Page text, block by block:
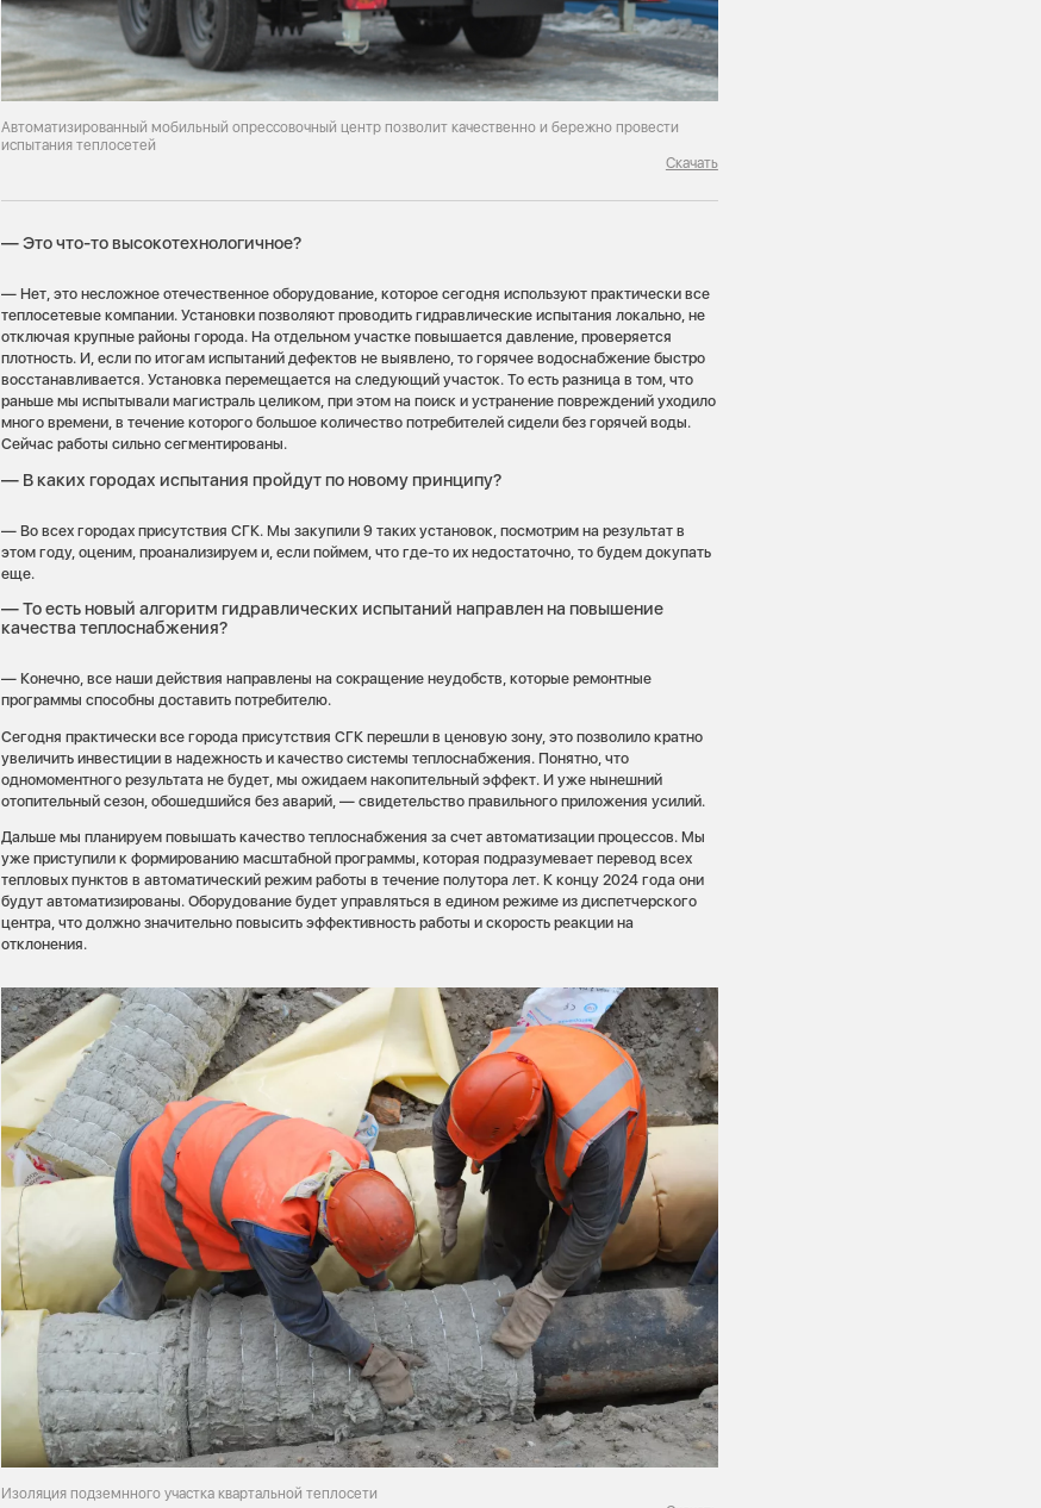
Автоматизированный мобильный опрессовочный центр позволит качественно и бережно провести
испытания теплосетей
Скачать
— Это что-то высокотехнологичное?
— Нет, это несложное отечественное оборудование, которое сегодня используют практически все
теплосетевые компании. Установки позволяют проводить гидравлические испытания локально, не
отключая крупные районы города. На отдельном участке повышается давление, проверяется
плотность. И, если по итогам испытаний дефектов не выявлено, то горячее водоснабжение быстро
восстанавливается. Установка перемещается на следующий участок. То есть разница в том, что
раньше мы испытывали магистраль целиком, при этом на поиск и устранение повреждений уходило
много времени, в течение которого большое количество потребителей сидели без горячей воды.
Сейчас работы сильно сегментированы.
— В каких городах испытания пройдут по новому принципу?
— Во всех городах присутствия СГК. Мы закупили 9 таких установок, посмотрим на результат в
этом году, оценим, проанализируем и, если поймем, что где-то их недостаточно, то будем докупать
еще.
— То есть новый алгоритм гидравлических испытаний направлен на повышение
качества теплоснабжения?
— Конечно, все наши действия направлены на сокращение неудобств, которые ремонтные
программы способны доставить потребителю.
Сегодня практически все города присутствия СГК перешли в ценовую зону, это позволило кратно
увеличить инвестиции в надежность и качество системы теплоснабжения. Понятно, что
одномоментного результата не будет, мы ожидаем накопительный эффект. И уже нынешний
отопительный сезон, обошедшийся без аварий, — свидетельство правильного приложения усилий.
Дальше мы планируем повышать качество теплоснабжения за счет автоматизации процессов. Мы
уже приступили к формированию масштабной программы, которая подразумевает перевод всех
тепловых пунктов в автоматический режим работы в течение полутора лет. К концу 2024 года они
будут автоматизированы. Оборудование будет управляться в едином режиме из диспетчерского
центра, что должно значительно повысить эффективность работы и скорость реакции на
отклонения.
Изоляция подземнного участка квартальной теплосети